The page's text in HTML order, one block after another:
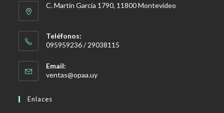
C. Martín García 1790, 11800 Montevideo
Teléfonos:
095959236 / 29038115
Email:
ventas@opaa.uySe
Enlaces